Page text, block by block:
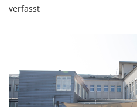
verfasst